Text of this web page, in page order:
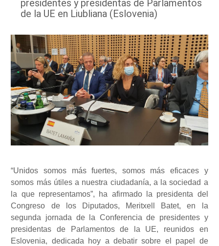
presidentes y presidentas de Parlamentos
de la UE en Liubliana (Eslovenia)
“Unidos somos más fuertes, somos más eficaces y
somos más útiles a nuestra ciudadanía, a la sociedad a
la que representamos”, ha afirmado la presidenta del
Congreso de los Diputados, Meritxell Batet, en la
segunda jornada de la Conferencia de presidentes y
presidentas de Parlamentos de la UE, reunidos en
Eslovenia, dedicada hoy a debatir sobre el papel de